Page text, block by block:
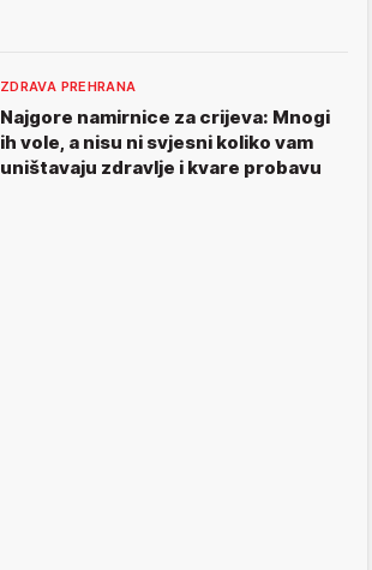
ZDRAVA PREHRANA
Najgore namirnice za crijeva: Mnogi
ih vole, a nisu ni svjesni koliko vam
uništavaju zdravlje i kvare probavu